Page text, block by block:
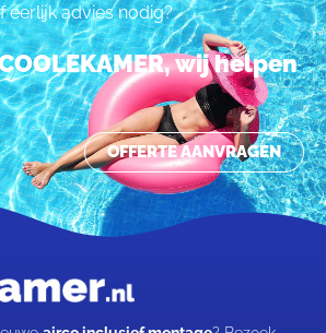
eerlijk advies nodig?
wij helpen
OFFERTE AANVRAGEN